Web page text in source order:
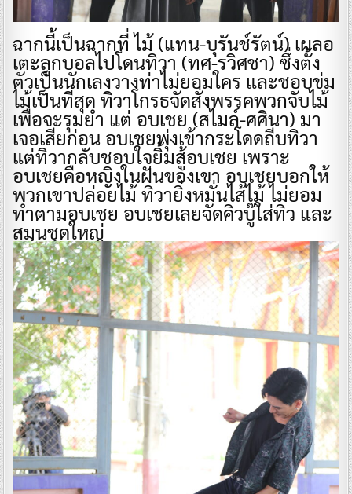
ฉากนี้เป็นฉากที่ ไม้ (แทน-บุรันช์รัตน์) เผลอ
เตะลูกบอลไปโดนทิวา (ทศ-รวิศชา) ซึ่งตั้ง
ตัวเป็นนักเลงวางท่าไม่ยอมใคร และชอบข่ม
ไม้เป็นที่สุด ทิวาโกรธจัดสั่งพรรคพวกจับไม้
เพื่อจะรุมยำ แต่ อบเชย (สไมล์-ศศินา) มา
เจอเสียก่อน อบเชยพุ่งเข้ากระโดดถีบทิวา
แต่ทิวากลับชอบใจยิ้มสู้อบเชย เพราะ
อบเชยคือหญิงในฝันของเขา อบเชยบอกให้
พวกเขาปล่อยไม้ ทิวายิ่งหมั่นไส้ไม้ ไม่ยอม
ทำตามอบเชย อบเชยเลยจัดคิวบู๊ใส่ทิว และ
สมุนชุดใหญ่